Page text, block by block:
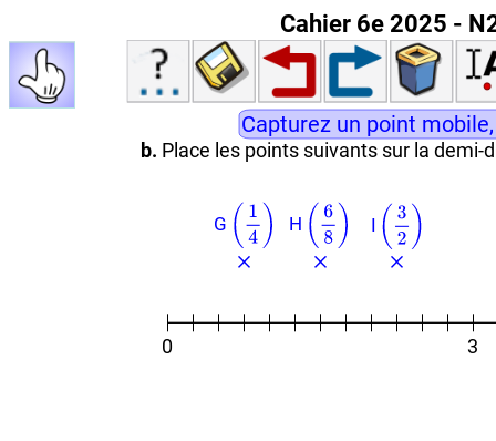
Cahier 6e 2025 -
G H I
0
b. Place les points suivants sur la demi-
3
Capturez un point